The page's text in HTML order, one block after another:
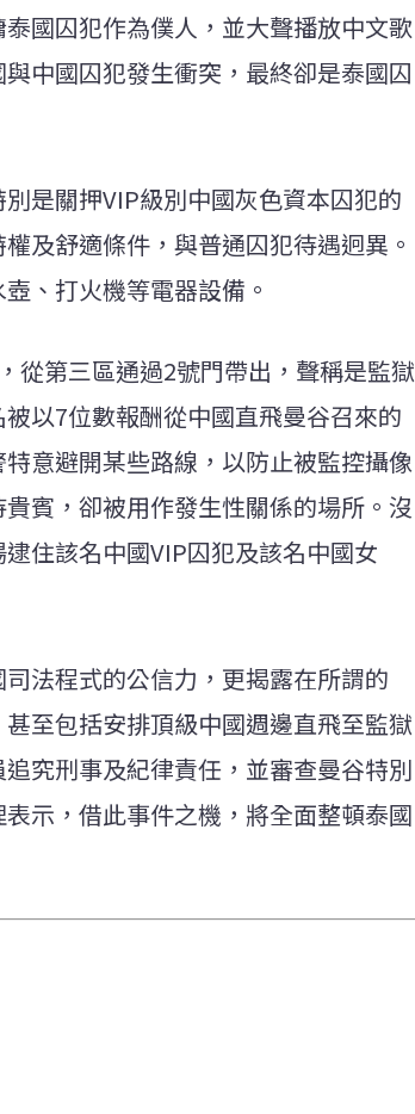
國囚犯作為僕人，並大聲播放中文歌
中國囚犯發生衝突，最終卻是泰國囚
是關押VIP級別中國灰色資本囚犯的
及舒適條件，與普通囚犯待遇迥異。
、打火機等電器設備。
從第三區通過2號門帶出，聲稱是監獄
以7位數報酬從中國直飛曼谷召來的
意避開某些路線，以防止被監控攝像
賓，卻被用作發生性關係的場所。沒
住該名中國VIP囚犯及該名中國女
法程式的公信力，更揭露在所謂的
至包括安排頂級中國週邊直飛至監獄
究刑事及紀律責任，並審查曼谷特別
示，借此事件之機，將全面整頓泰國